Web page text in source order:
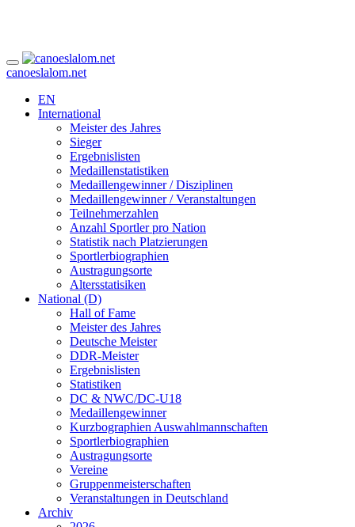
canoeslalom.net
EN
International
Meister des Jahres
Sieger
Ergebnislisten
Medaillenstatistiken
Medaillengewinner / Disziplinen
Medaillengewinner / Veranstaltungen
Teilnehmerzahlen
Anzahl Sportler pro Nation
Statistik nach Platzierungen
Sportlerbiographien
Austragungsorte
Altersstatisiken
National (D)
Hall of Fame
Meister des Jahres
Deutsche Meister
DDR-Meister
Ergebnislisten
Statistiken
DC & NWC/DC-U18
Medaillengewinner
Kurzbographien Auswahlmannschaften
Sportlerbiographien
Austragungsorte
Vereine
Gruppenmeisterschaften
Veranstaltungen in Deutschland
Archiv